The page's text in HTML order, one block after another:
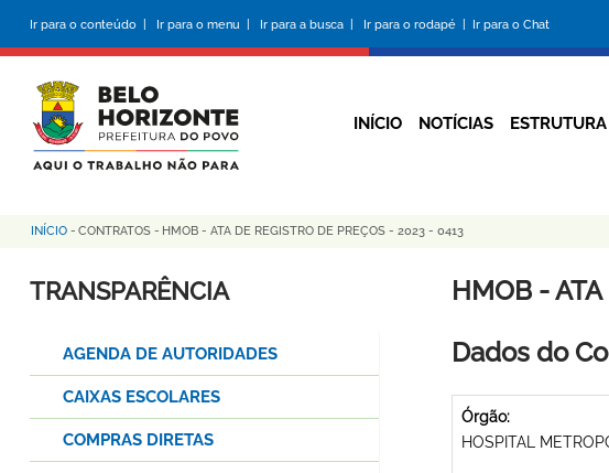
conteúdo
principal
Ir para o conteúdo | Ir para o menu | Ir para a busca | Ir para o rodapé | Ir para o Chat
INÍCIO NOTÍCIAS
Trilha
de
INÍCIO - CONTRATOS - HMOB - ATA DE REGISTRO DE PREÇOS - 2023 - 0413
HMOB -
Dados do
Órgão:
HOSPITAL
TRANSPARÊNCIA
AGENDA DE AUTORIDADES
CAIXAS ESCOLARES
COMPRAS DIRETAS